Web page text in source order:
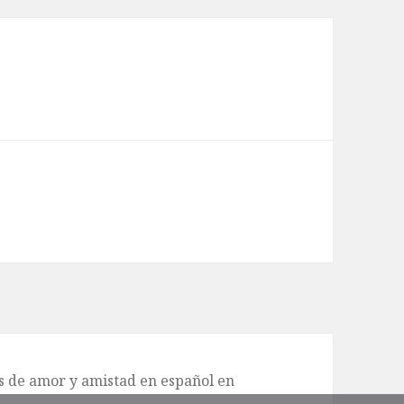
de amor y amistad en español en